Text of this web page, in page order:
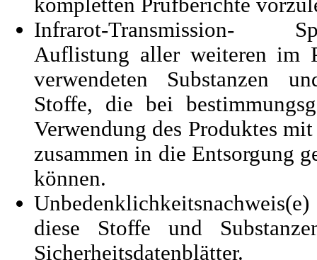
kompletten Prüfberichte
Infrarot-Transmission-
Auflistung aller weiteren im
verwendeten Substanzen
Stoffe, die bei
Verwendung des Produktes
zusammen in die Entsorgung
können.
diese Stoffe und
Sicherheitsdatenblätter.